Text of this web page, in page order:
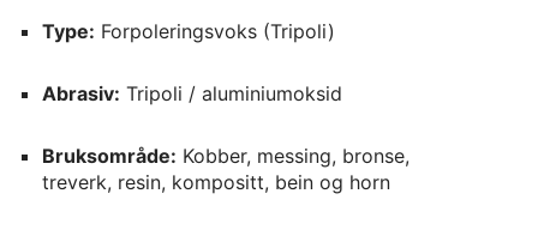
Type: Forpoleringsvoks (Tripoli)
Abrasiv: Tripoli / aluminiumoksid
Bruksområde: Kobber, messing, bronse,
treverk, resin, kompositt, bein og horn